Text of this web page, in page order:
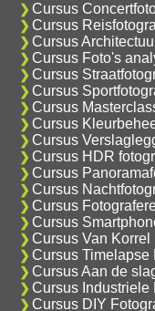
Cursus
Cursus
Cursus
Cursus Foto's
Cursus
Cursus
Cursus
Cursus
Cursus
Cursus HDR
Cursus
Cursus
Cursus
Cursus
Cursus Van Korrel
Cursus Timelapse
Cursus Aan de
Cursus Industriele
Cursus DIY